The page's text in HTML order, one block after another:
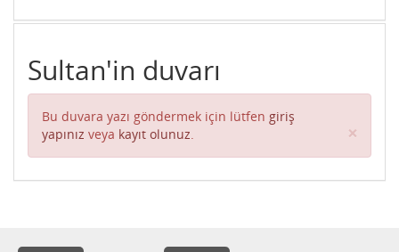
Sultan'in duvarı
Bu duvara yazı göndermek için lütfen giriş
yapınız veya kayıt olunuz. ×